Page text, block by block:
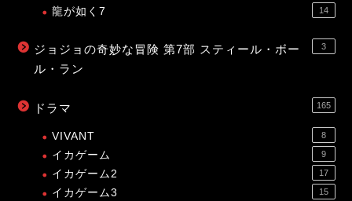
龍が如く7 14
ジョジョの奇妙な冒険 第7部 スティール・ボー
ル・ラン
3
ドラマ 165
VIVANT 8
イカゲーム 9
イカゲーム2 17
イカゲーム3 15